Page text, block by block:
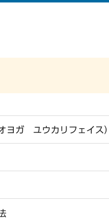
ヨガ ユウカリフェイス）